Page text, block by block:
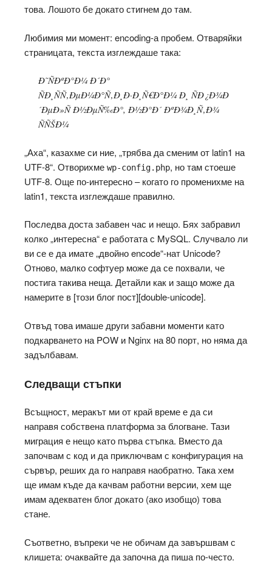
това. Лошото бе докато стигнем до там.
Любимия ми момент: encoding-а пробем. Отваряйки
страницата, текста изглеждаше така:
Ð˜ÑÐºÐ°Ð¼ Ð´Ð°
ÑÐ¸ÑÑ‚ÐµÐ¼Ð°Ñ‚Ð¸Ð·Ð¸Ñ€Ð°Ð¼ Ð¸ ÑÐ¿Ð¾Ð
´ÐµÐ»Ñ Ð½ÐµÑ‰Ð°, Ð½Ð°Ð´ ÐºÐ¾Ð¸Ñ‚Ð¾
ÑÑŠÐ¼
„Аха“, казахме си ние, „трябва да сменим от latin1 на
UTF-8“. Отворихме wp-config.php, но там стоеше
UTF-8. Още по-интересно – когато го променихме на
latin1, текста изглеждаше правилно.
Последва доста забавен час и нещо. Бях забравил
колко „интересна“ е работата с MySQL. Случвало ли
ви се е да имате „двойно encode“-нат Unicode?
Отново, малко софтуер може да се похвали, че
постига такива неща. Детайли как и защо може да
намерите в [този блог пост][double-unicode].
Отвъд това имаше други забавни моменти като
подкарването на POW и Nginx на 80 порт, но няма да
задълбавам.
Следващи стъпки
Всъщност, меракът ми от край време е да си
направя собствена платформа за блогване. Тази
миграция е нещо като първа стъпка. Вместо да
започвам с код и да приключвам с конфигурация на
сървър, реших да го направя наобратно. Така хем
ще имам къде да качвам работни версии, хем ще
имам адекватен блог докато (ако изобщо) това
стане.
Съответно, въпреки че не обичам да завършвам с
клишета: очаквайте да започна да пиша по-често.